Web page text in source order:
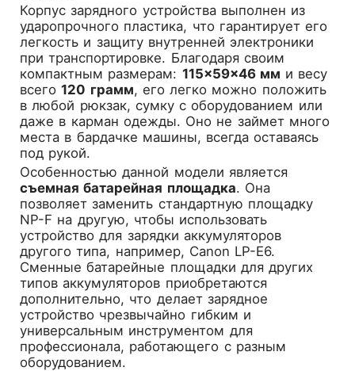
Корпус зарядного устройства выполнен из
ударопрочного пластика, что гарантирует его
легкость и защиту внутренней электроники
при транспортировке. Благодаря своим
компактным размерам: 115×59×46 мм и весу
всего120 грамм, его легко можно положить
в любой рюкзак, сумку с оборудованием или
даже в карман одежды. Оно не займет много
места в бардачке машины, всегда оставаясь
под рукой.
Особенностью данной модели является
съемная батарейная площадка. Она
позволяет заменить стандартную площадку
NP-F на другую, чтобы использовать
устройство для зарядки аккумуляторов
другого типа, например, Canon LP-E6.
Сменные батарейные площадки для других
типов аккумуляторов приобретаются
дополнительно, что делает зарядное
устройство чрезвычайно гибким и
универсальным инструментом для
профессионала, работающего с разным
оборудованием.